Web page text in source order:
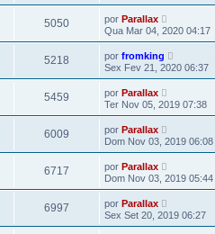
5050 por Parallax
Qua Mar 04, 2020 04:17
5218 por fromking
Sex Fev 21, 2020 06:37
5459 por Parallax
Ter Nov 05, 2019 07:38
6009 por Parallax
Dom Nov 03, 2019 06:08
6717 por Parallax
Dom Nov 03, 2019 05:44
6997 por Parallax
Sex Set 20, 2019 06:27